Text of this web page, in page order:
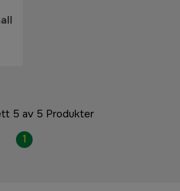
5 av 5 Produkter
1